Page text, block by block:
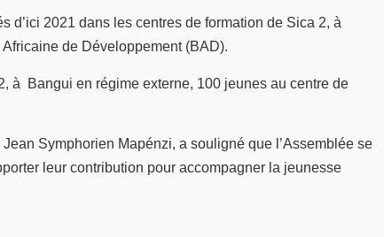
2021 dans les centres de formation de Sica 2, à
de Développement (BAD).
à Bangui en régime externe, 100 jeunes au centre de
Symphorien Mapénzi, a souligné que l’Assemblée se
leur contribution pour accompagner la jeunesse